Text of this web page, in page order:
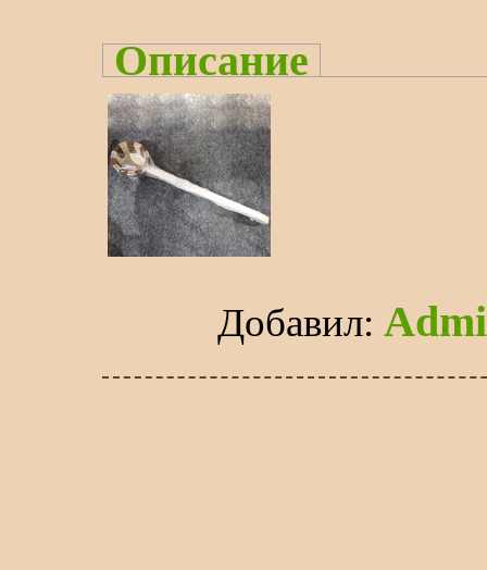
Описание
Добавил: